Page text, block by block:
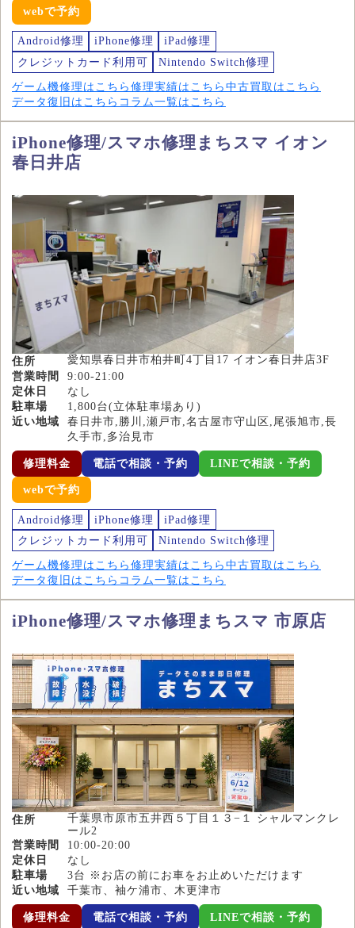
webで予約
Android修理 iPhone修理
iPad修理
クレジットカード利用可
Nintendo Switch修理
ゲーム機修理はこちら 修理実績はこちら 中古買取はこちら
データ復旧はこちら コラム一覧はこちら
iPhone修理/スマホ修理まちスマ イオン
春日井店
住所
愛知県春日井市柏井町4丁目17 イオン春日井店3F
営業時間
9:00-21:00
定休日
なし
駐車場
1,800台(立体駐車場あり)
近い地域
春日井市,勝川,瀬戸市,名古屋市守山区,尾張旭市,長
久手市,多治見市
修理料金 電話で相談・予約 LINEで相談・予約
webで予約
Android修理 iPhone修理
iPad修理
クレジットカード利用可
Nintendo Switch修理
ゲーム機修理はこちら 修理実績はこちら 中古買取はこちら
データ復旧はこちら コラム一覧はこちら
iPhone修理/スマホ修理まちスマ 市原店
住所
千葉県市原市五井西５丁目１３−１ シャルマンクレ
ール2
営業時間
10:00-20:00
定休日
なし
駐車場
3台 ※お店の前にお車をお止めいただけます
近い地域
千葉市、袖ケ浦市、木更津市
修理料金 電話で相談・予約 LINEで相談・予約